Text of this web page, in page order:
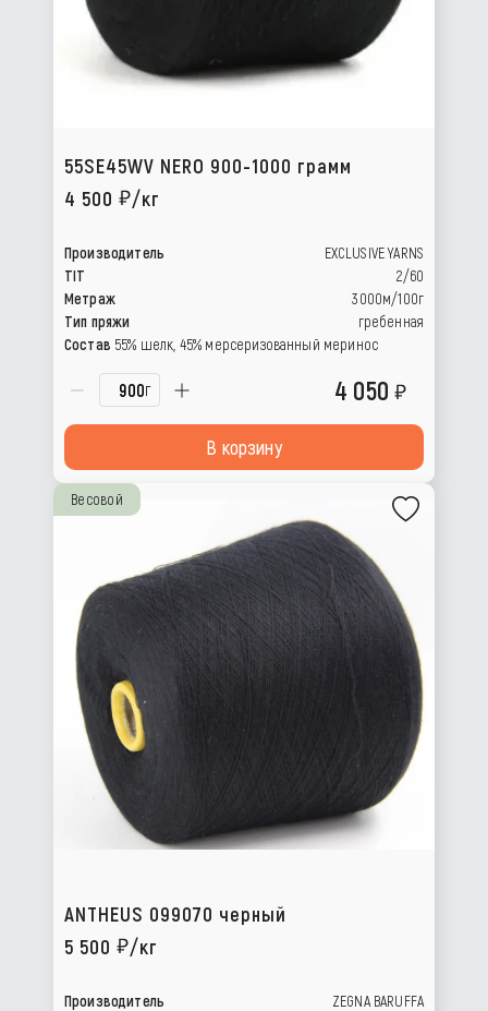
55SE45WV NERO 900-1000 грамм
4 500
/кг
Производитель
EXCLUSIVE YARNS
TIT
2/60
Метраж
3000м/100г
Тип пряжи
гребенная
Состав 55% шелк, 45% мерсеризованный меринос
г 4 050
В корзину
Весовой
ANTHEUS 099070 черный
5 500
/кг
Производитель
ZEGNA BARUFFA